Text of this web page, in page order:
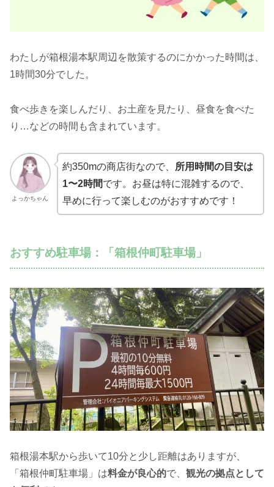
わたしが箱根湯本駅周辺を散策するのにかかった時間は、
1時間30分でした。
食べ歩きを楽しんだり、お土産を見たり、昼食を食べた
り…などの時間も含まれています。
よっかちゃん
約350mの商店街なので、
所用時間の目安は
1〜2時間です。お昼は特に混雑するので、
早めに行って楽しむのがおすすめです！
おすすめ駐車場：「箱根仲町駐車場」
箱根湯本駅から歩いて10分と少し距離はありますが、
「箱根仲町駐車場」は料金が良心的で、 観光の拠点として